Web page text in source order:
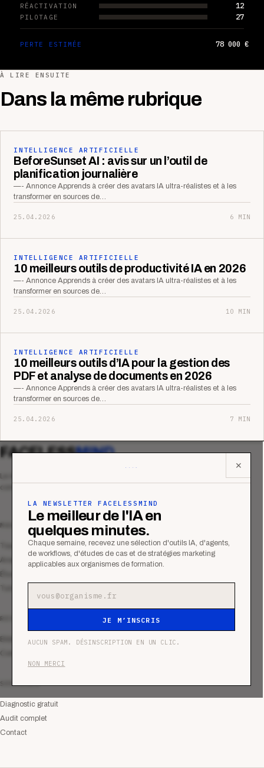
RÉACTIVATION 12
PILOTAGE 27
PERTE ESTIMÉE 78 000 €
À LIRE ENSUITE
Dans la même rubrique
INTELLIGENCE ARTIFICIELLE
BeforeSunset AI : avis sur un l’outil de
planification journalière
—- Annonce Apprends à créer des avatars IA ultra-réalistes et à les
transformer en sources de…
25.04.2026 6 MIN
INTELLIGENCE ARTIFICIELLE
10 meilleurs outils de productivité IA en 2026
—- Annonce Apprends à créer des avatars IA ultra-réalistes et à les
transformer en sources de…
25.04.2026 10 MIN
INTELLIGENCE ARTIFICIELLE
10 meilleurs outils d’IA pour la gestion des
PDF et analyse de documents en 2026
—- Annonce Apprends à créer des avatars IA ultra-réalistes et à les
transformer en sources de…
25.04.2026 7 MIN
✕
LA NEWSLETTER FACELESSMIND
Le meilleur de l'IA en
quelques minutes.
Chaque semaine, recevez une sélection d'outils IA, d'agents,
de workflows, d'études de cas et de stratégies marketing
applicables aux organismes de formation.
JE M’INSCRIS
AUCUN SPAM. DÉSINSCRIPTION EN UN CLIC.
NON MERCI
FACELESSMIND
commerciale des organismes de formation.
MAGAZINE
Tous les articles
Analyses
Tutoriels
RESSOURCES
Bibliothèque
Communauté
SERVICES
Diagnostic gratuit
Audit complet
Contact